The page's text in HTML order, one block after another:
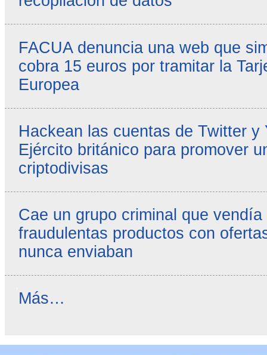
FACUA denuncia una web que
cobra 15 euros por tramitar la
Europea
Hackean las cuentas de Twitter y
Ejército británico para promover
criptodivisas
Cae un grupo criminal que
fraudulentas productos con
nunca enviaban
Reseñas
Más…